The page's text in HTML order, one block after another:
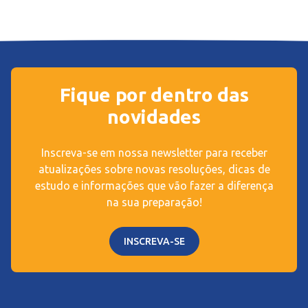
Fique por dentro das
novidades
Inscreva-se em nossa newsletter para receber
atualizações sobre novas resoluções, dicas de
estudo e informações que vão fazer a diferença
na sua preparação!
INSCREVA-SE